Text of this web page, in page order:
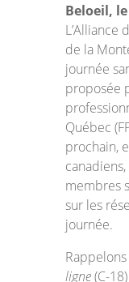
Beloeil,
L’Alliance
de la
journée
proposée
Québec
prochain,
canadiens,
membres
sur les
journée.
ligne(C-